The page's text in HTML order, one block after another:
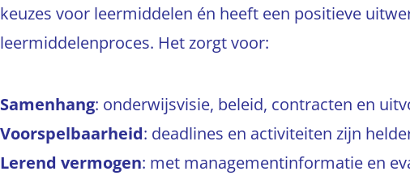
keuzes voor leermiddelen én heeft een positieve
leermiddelenproces. Het zorgt voor:
Samenhang: onderwijsvisie, beleid, contracten en
Voorspelbaarheid: deadlines en activiteiten zijn
Lerend vermogen: met managementinformatie en